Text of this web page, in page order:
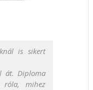
is sikert
át. Diploma
mihez